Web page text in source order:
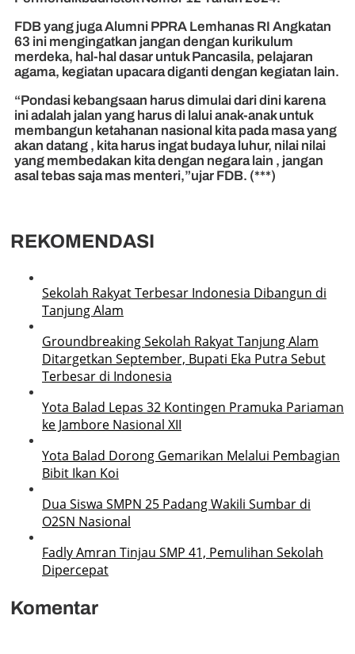
FDB yang juga Alumni PPRA Lemhanas RI Angkatan
63 ini mengingatkan jangan dengan kurikulum
merdeka, hal-hal dasar untuk Pancasila, pelajaran
agama, kegiatan upacara diganti dengan kegiatan lain.
“Pondasi kebangsaan harus dimulai dari dini karena
ini adalah jalan yang harus di lalui anak-anak untuk
membangun ketahanan nasional kita pada masa yang
akan datang , kita harus ingat budaya luhur, nilai nilai
yang membedakan kita dengan negara lain , jangan
asal tebas saja mas menteri,”ujar FDB. (***)
REKOMENDASI
Sekolah Rakyat Terbesar Indonesia Dibangun di
Tanjung Alam
Groundbreaking Sekolah Rakyat Tanjung Alam
Ditargetkan September, Bupati Eka Putra Sebut
Terbesar di Indonesia
Yota Balad Lepas 32 Kontingen Pramuka Pariaman
ke Jambore Nasional XII
Yota Balad Dorong Gemarikan Melalui Pembagian
Bibit Ikan Koi
Dua Siswa SMPN 25 Padang Wakili Sumbar di
O2SN Nasional
Fadly Amran Tinjau SMP 41, Pemulihan Sekolah
Dipercepat
Komentar